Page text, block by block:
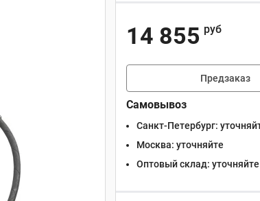
14 855 руб
Предзаказ
Самовывоз
Санкт-Петербург:
Москва: уточняйте
Оптовый склад: уточняйте